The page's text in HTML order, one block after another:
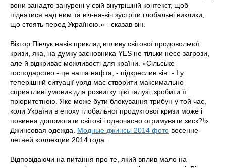
вони занадто занурені у свій внутрішній контекст, щоб
піднятися над ним та віч-на-віч зустріти глобальні виклики,
що стоять перед Україною.» - сказав він.
Віктор Пінчук навів приклад впливу світової продовольчої
кризи, яка, на думку засновника YES не тільки несе загрози,
але й відкриває можливості для країни. «Сільське
господарство - це наша нафта, - підкреслив він. - І у
теперішній ситуації уряд має створити максимально
сприятливі умовив для розвитку цієї галузі, зробити її
пріоритетною. Яке може бути блокування трибун у той час,
коли України в епоху глобальної продуктової кризи може і
повинна допомогати світові і одночасно отримувати зиск?!».
Джинсовая одежда. Модные джинсы 2014 фото весенне-
летней коллекции 2014 года.
Відповідаючи на питання про те, який вплив мало на